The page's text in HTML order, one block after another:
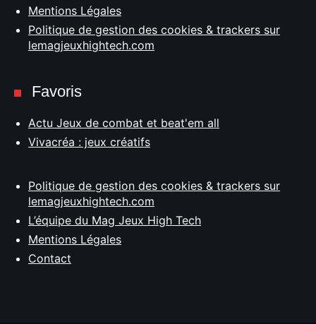
Mentions Légales
Politique de gestion des cookies & trackers sur
lemagjeuxhightech.com
Favoris
Actu Jeux de combat et beat'em all
Vivacréa : jeux créatifs
Politique de gestion des cookies & trackers sur
lemagjeuxhightech.com
L’équipe du Mag Jeux High Tech
Mentions Légales
Contact